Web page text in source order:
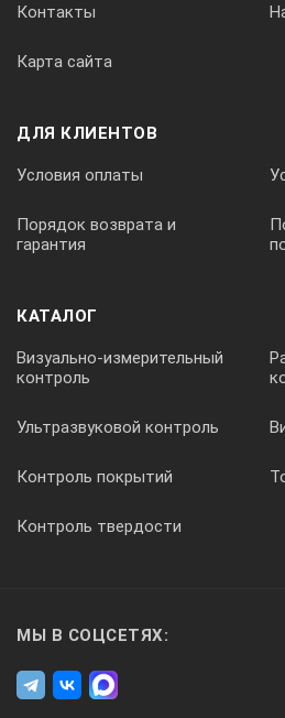
Плита нагревательная: 1 шт.
Руководство по
Контакты
Карта сайта
ДЛЯ КЛИЕНТОВ
Условия оплаты
Порядок возврата и
гарантия
КАТАЛОГ
Визуально-измерительный
контроль
Ультразвуковой контроль
Контроль покрытий
Контроль твердости
МЫ В СОЦСЕТЯХ: